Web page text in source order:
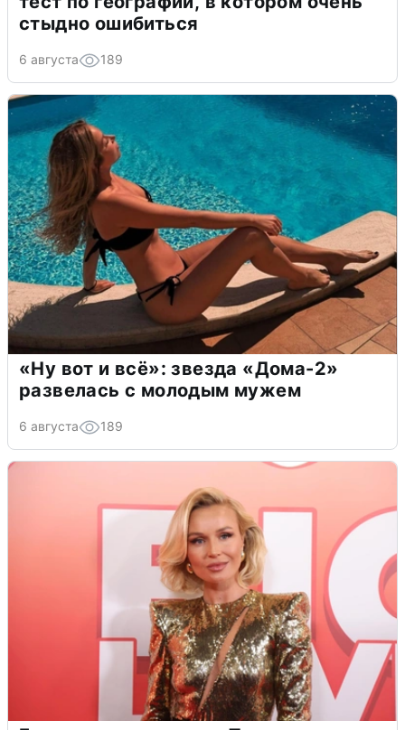
стыдно ошибиться
6 августа 189
«Ну вот и всё»: звезда «Дома-2»
развелась с молодым мужем
6 августа 189